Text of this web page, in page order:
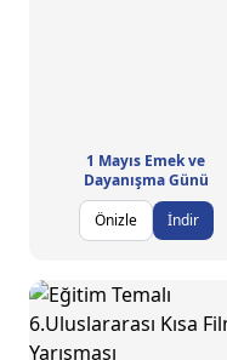
1 Mayıs Emek ve
Dayanışma Günü
Önizle
İndir